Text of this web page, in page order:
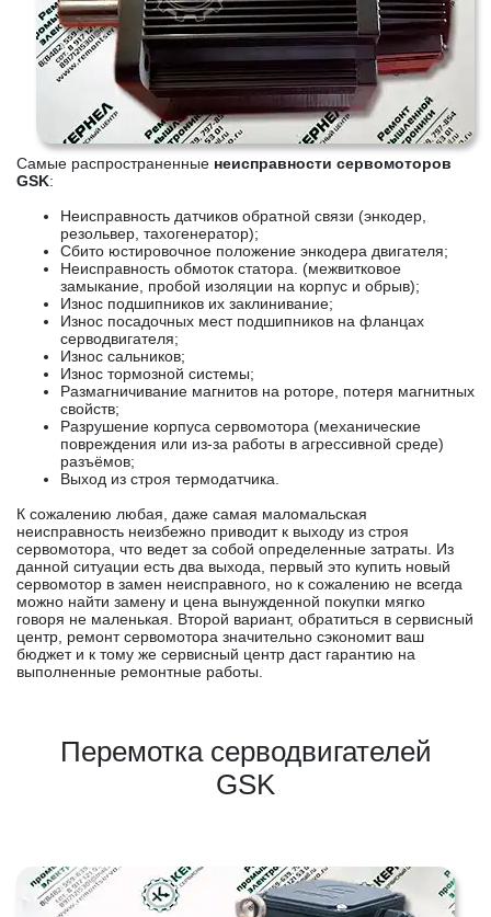
Самые распространенные неисправности сервомоторов
GSK:
Неисправность датчиков обратной связи (энкодер,
резольвер, тахогенератор);
Сбито юстировочное положение энкодера двигателя;
Неисправность обмоток статора. (межвитковое
замыкание, пробой изоляции на корпус и обрыв);
Износ подшипников их заклинивание;
Износ посадочных мест подшипников на фланцах
серводвигателя;
Износ сальников;
Износ тормозной системы;
Размагничивание магнитов на роторе, потеря магнитных
свойств;
Разрушение корпуса сервомотора (механические
повреждения или из-за работы в агрессивной среде)
разъёмов;
Выход из строя термодатчика.
К сожалению любая, даже самая маломальская
неисправность неизбежно приводит к выходу из строя
сервомотора, что ведет за собой определенные затраты. Из
данной ситуации есть два выхода, первый это купить новый
сервомотор в замен неисправного, но к сожалению не всегда
можно найти замену и цена вынужденной покупки мягко
говоря не маленькая. Второй вариант, обратиться в сервисный
центр, ремонт сервомотора значительно сэкономит ваш
бюджет и к тому же сервисный центр даст гарантию на
выполненные ремонтные работы.
Перемотка серводвигателей
GSK